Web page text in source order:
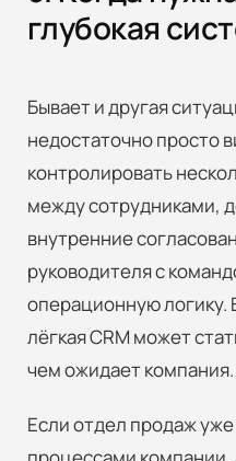
глубокая
Бывает и другая
недостаточно просто
контролировать
между сотрудниками,
внутренние
руководителя с
операционную логику.
лёгкая CRM может
чем ожидает компания.
Если отдел продаж